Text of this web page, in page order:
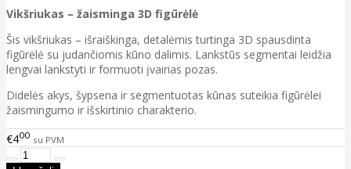
Vikšriukas – žaisminga 3D figūrėlė
Šis vikšriukas – išraiškinga, detalėmis turtinga 3D spausdinta
figūrėlė su judančiomis kūno dalimis. Lankstūs segmentai leidžia
lengvai lankstyti ir formuoti įvairias pozas.
Didelės akys, šypsena ir segmentuotas kūnas suteikia figūrėlei
žaismingumo ir išskirtinio charakterio.
€400 su PVM